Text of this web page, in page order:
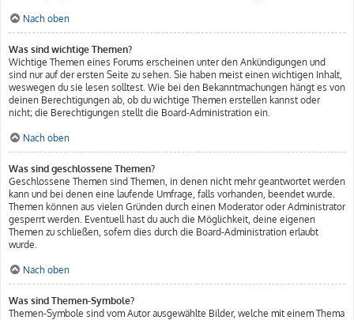
Nach oben
Was sind wichtige Themen?
Wichtige Themen eines Forums erscheinen unter den Ankündigungen und
sind nur auf der ersten Seite zu sehen. Sie haben meist einen wichtigen Inhalt,
weswegen du sie lesen solltest. Wie bei den Bekanntmachungen hängt es von
deinen Berechtigungen ab, ob du wichtige Themen erstellen kannst oder
nicht; die Berechtigungen stellt die Board-Administration ein.
Nach oben
Was sind geschlossene Themen?
Geschlossene Themen sind Themen, in denen nicht mehr geantwortet werden
kann und bei denen eine laufende Umfrage, falls vorhanden, beendet wurde.
Themen können aus vielen Gründen durch einen Moderator oder Administrator
gesperrt werden. Eventuell hast du auch die Möglichkeit, deine eigenen
Themen zu schließen, sofern dies durch die Board-Administration erlaubt
wurde.
Nach oben
Was sind Themen-Symbole?
Themen-Symbole sind vom Autor ausgewählte Bilder, welche mit einem Thema